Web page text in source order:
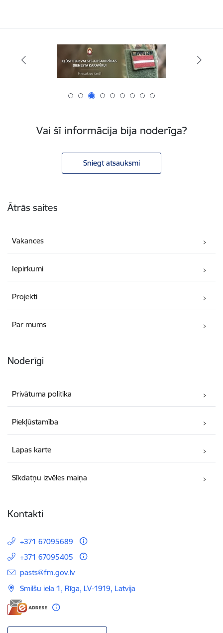
Vai šī informācija bija noderīga?
Sniegt atsauksmi
Ātrās saites
Vakances
Iepirkumi
Projekti
Par mums
Noderīgi
Privātuma politika
Piekļūstamība
Lapas karte
Sīkdatņu izvēles maiņa
Kontakti
+371 67095689
+371 67095405
E-pasts:
pasts@fm.gov.lv
Smilšu iela 1, Rīga, LV-1919, Latvija